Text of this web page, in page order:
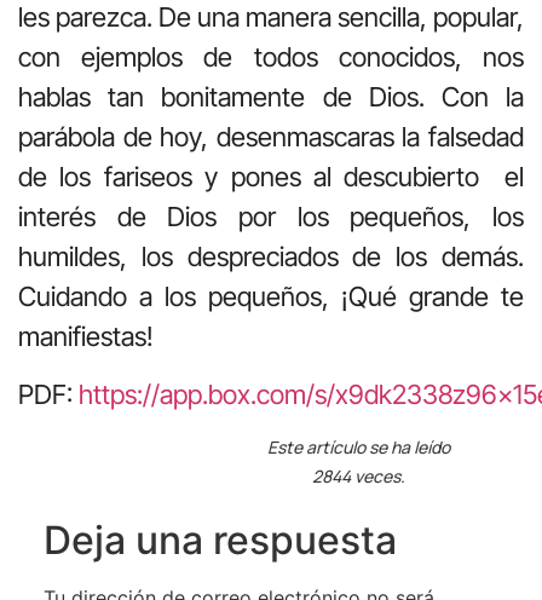
les parezca. De una manera sencilla, popular,
con ejemplos de todos conocidos, nos
hablas tan bonitamente de Dios. Con la
parábola de hoy, desenmascaras la falsedad
de los fariseos y pones al descubierto el
interés de Dios por los pequeños, los
humildes, los despreciados de los demás.
Cuidando a los pequeños, ¡Qué grande te
manifiestas!
PDF: https://app.box.com/s/
Este artículo se ha leído
2844 veces.
Deja una respuesta